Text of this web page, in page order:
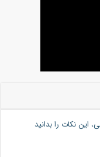
این نکات را بدانید